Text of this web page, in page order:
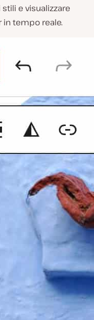
e visualizzare
in tempo reale.